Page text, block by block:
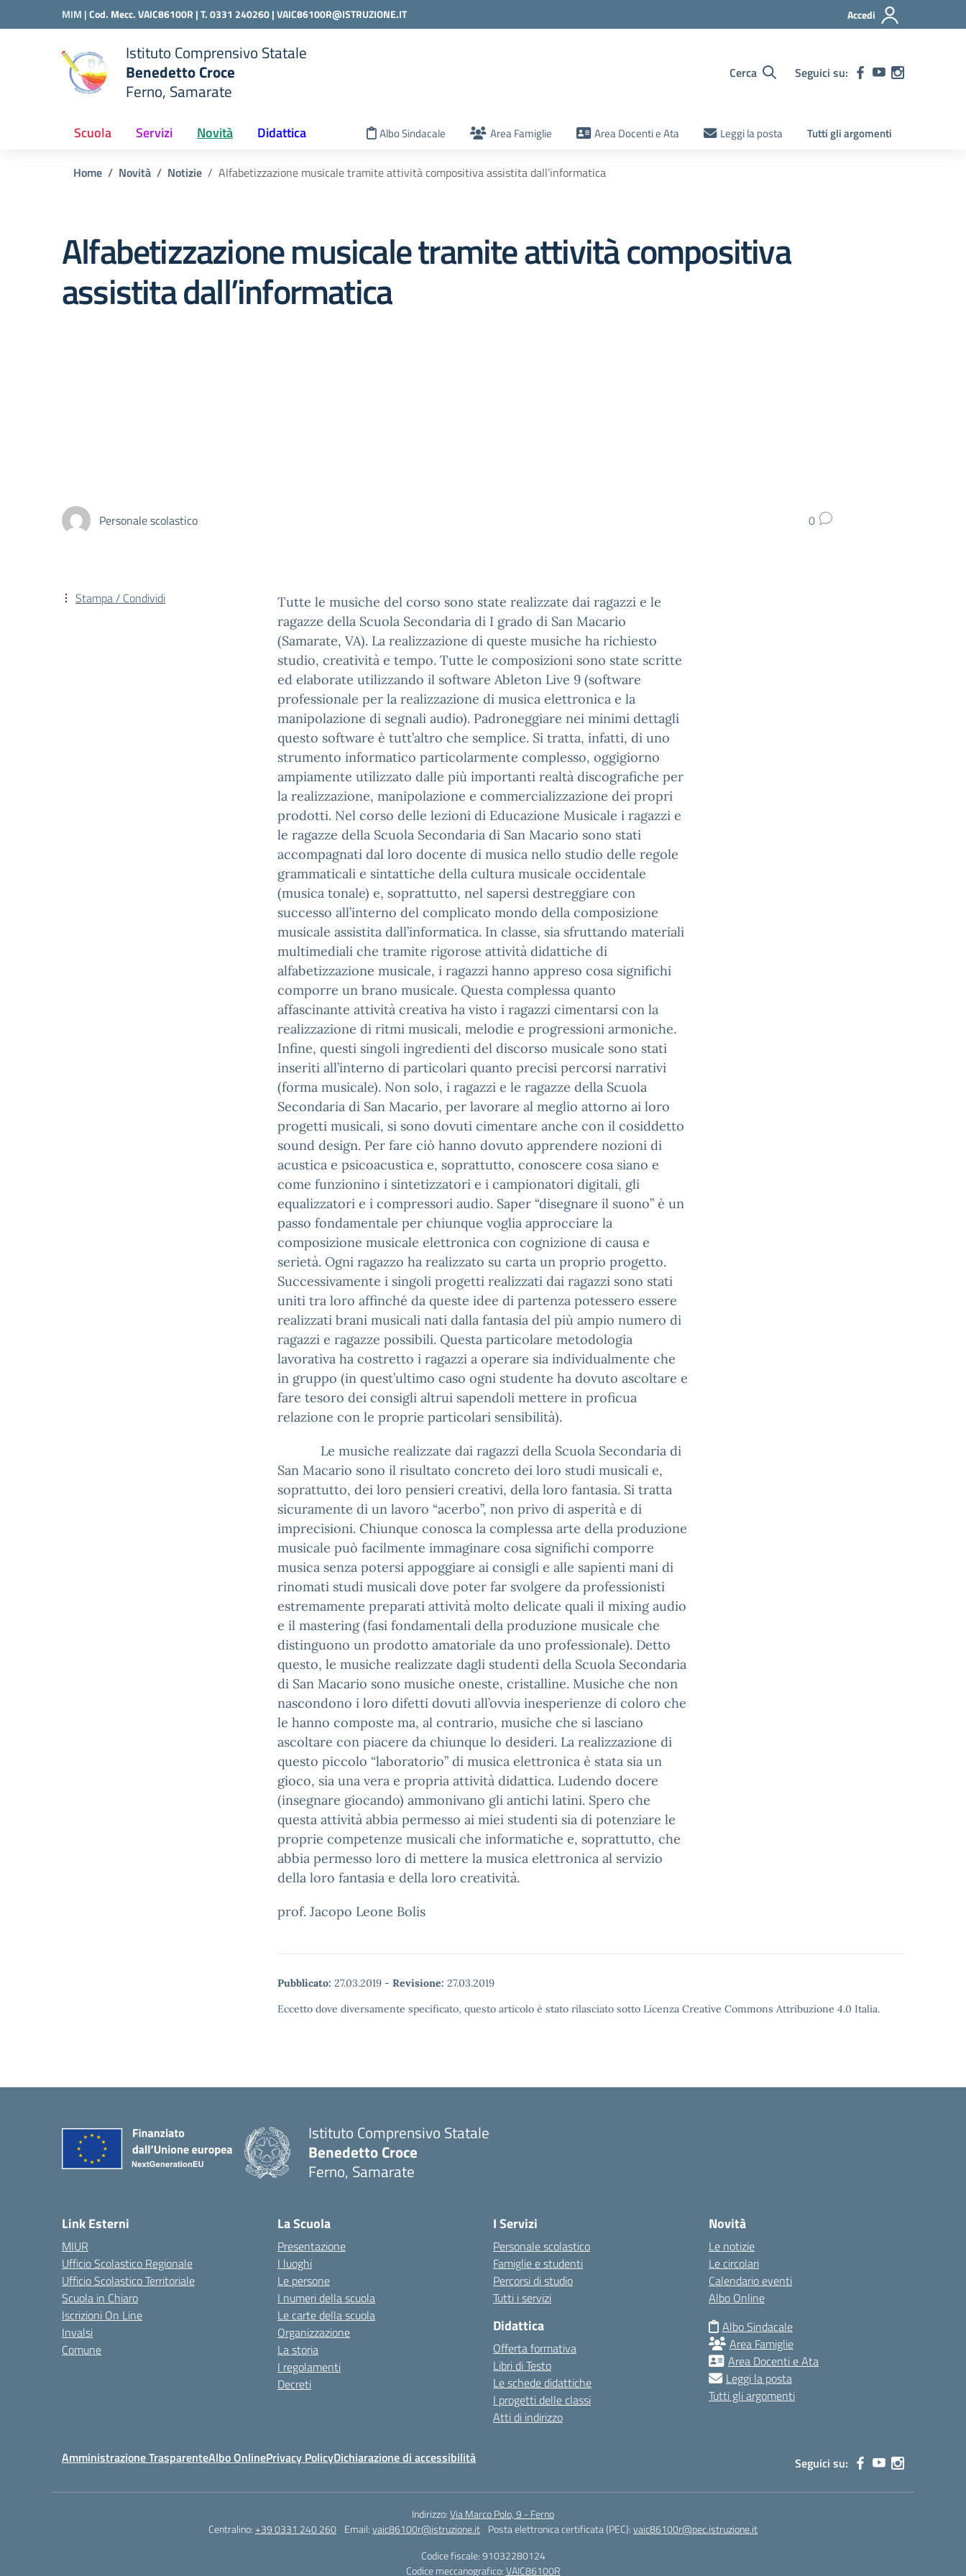
Vai ai contenuti
Vai al menu di navigazione
MIM |Cod. Mecc. VAIC86100R | T. 0331 240260 |VAIC86100R@ISTRUZIONE.IT Accedi
scuola
Istituto Comprensivo Statale
Benedetto Croce
Ferno, Samarate
Cerca Seguici su:
Scuola Servizi Novità Didattica Albo Sindacale Area Famiglie Area Docenti e Ata Leggi la posta Tutti gli argomenti
Home Novità Notizie Alfabetizzazione musicale tramite attività compositiva assistita dall’informatica
Alfabetizzazione musicale tramite attività compositiva
assistita dall’informatica
Personale scolastico 0
Tutte le musiche del corso sono state realizzate dai ragazzi e le
ragazze della Scuola Secondaria di I grado di San Macario
(Samarate, VA). La realizzazione di queste musiche ha richiesto
studio, creatività e tempo. Tutte le composizioni sono state scritte
ed elaborate utilizzando il software Ableton Live 9 (software
professionale per la realizzazione di musica elettronica e la
manipolazione di segnali audio). Padroneggiare nei minimi dettagli
questo software è tutt’altro che semplice. Si tratta, infatti, di uno
strumento informatico particolarmente complesso, oggigiorno
ampiamente utilizzato dalle più importanti realtà discografiche per
la realizzazione, manipolazione e commercializzazione dei propri
prodotti. Nel corso delle lezioni di Educazione Musicale i ragazzi e
le ragazze della Scuola Secondaria di San Macario sono stati
accompagnati dal loro docente di musica nello studio delle regole
grammaticali e sintattiche della cultura musicale occidentale
(musica tonale) e, soprattutto, nel sapersi destreggiare con
successo all’interno del complicato mondo della composizione
musicale assistita dall’informatica. In classe, sia sfruttando materiali
multimediali che tramite rigorose attività didattiche di
alfabetizzazione musicale, i ragazzi hanno appreso cosa significhi
comporre un brano musicale. Questa complessa quanto
affascinante attività creativa ha visto i ragazzi cimentarsi con la
realizzazione di ritmi musicali, melodie e progressioni armoniche.
Infine, questi singoli ingredienti del discorso musicale sono stati
inseriti all’interno di particolari quanto precisi percorsi narrativi
(forma musicale). Non solo, i ragazzi e le ragazze della Scuola
Secondaria di San Macario, per lavorare al meglio attorno ai loro
progetti musicali, si sono dovuti cimentare anche con il cosiddetto
sound design. Per fare ciò hanno dovuto apprendere nozioni di
acustica e psicoacustica e, soprattutto, conoscere cosa siano e
come funzionino i sintetizzatori e i campionatori digitali, gli
equalizzatori e i compressori audio. Saper “disegnare il suono” è un
passo fondamentale per chiunque voglia approcciare la
composizione musicale elettronica con cognizione di causa e
serietà. Ogni ragazzo ha realizzato su carta un proprio progetto.
Successivamente i singoli progetti realizzati dai ragazzi sono stati
uniti tra loro affinché da queste idee di partenza potessero essere
realizzati brani musicali nati dalla fantasia del più ampio numero di
ragazzi e ragazze possibili. Questa particolare metodologia
lavorativa ha costretto i ragazzi a operare sia individualmente che
in gruppo (in quest’ultimo caso ogni studente ha dovuto ascoltare e
fare tesoro dei consigli altrui sapendoli mettere in proficua
relazione con le proprie particolari sensibilità).
Le musiche realizzate dai ragazzi della Scuola Secondaria di
San Macario sono il risultato concreto dei loro studi musicali e,
soprattutto, dei loro pensieri creativi, della loro fantasia. Si tratta
sicuramente di un lavoro “acerbo”, non privo di asperità e di
imprecisioni. Chiunque conosca la complessa arte della produzione
musicale può facilmente immaginare cosa significhi comporre
musica senza potersi appoggiare ai consigli e alle sapienti mani di
rinomati studi musicali dove poter far svolgere da professionisti
estremamente preparati attività molto delicate quali il mixing audio
e il mastering (fasi fondamentali della produzione musicale che
distinguono un prodotto amatoriale da uno professionale). Detto
questo, le musiche realizzate dagli studenti della Scuola Secondaria
di San Macario sono musiche oneste, cristalline. Musiche che non
nascondono i loro difetti dovuti all’ovvia inesperienze di coloro che
le hanno composte ma, al contrario, musiche che si lasciano
ascoltare con piacere da chiunque lo desideri. La realizzazione di
questo piccolo “laboratorio” di musica elettronica è stata sia un
gioco, sia una vera e propria attività didattica. Ludendo docere
(insegnare giocando) ammonivano gli antichi latini. Spero che
questa attività abbia permesso ai miei studenti sia di potenziare le
proprie competenze musicali che informatiche e, soprattutto, che
abbia permesso loro di mettere la musica elettronica al servizio
della loro fantasia e della loro creatività.
prof. Jacopo Leone Bolis
Pubblicato: 27.03.2019 - Revisione: 27.03.2019
Eccetto dove diversamente specificato, questo articolo è stato rilasciato sotto Licenza Creative Commons Attribuzione 4.0 Italia.
Stampa / Condividi
Istituto Comprensivo Statale
Benedetto Croce
Ferno, Samarate
Link Esterni
MIUR
Ufficio Scolastico Regionale
Ufficio Scolastico Territoriale
Scuola in Chiaro
Iscrizioni On Line
Invalsi
Comune
La Scuola
Presentazione
I luoghi
Le persone
I numeri della scuola
Le carte della scuola
Organizzazione
La storia
I regolamenti
Decreti
I Servizi
Personale scolastico
Famiglie e studenti
Percorsi di studio
Tutti i servizi
Didattica
Offerta formativa
Libri di Testo
Le schede didattiche
I progetti delle classi
Atti di indirizzo
Novità
Le notizie
Le circolari
Calendario eventi
Albo Online
Albo Sindacale
Area Famiglie
Area Docenti e Ata
Leggi la posta
Tutti gli argomenti
Amministrazione TrasparenteAlbo OnlinePrivacy PolicyDichiarazione di accessibilità Seguici su:
Indirizzo:Via Marco Polo, 9 - Ferno
Centralino:+39 0331 240 260 Email:vaic86100r@istruzione.it Posta elettronica certificata (PEC):vaic86100r@pec.istruzione.it
Codice fiscale: 91032280124
Codice meccanografico:VAIC86100R